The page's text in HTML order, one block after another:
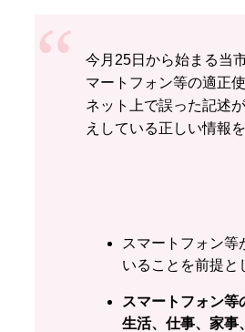
今月25日から始まる当
マートフォン等の適正
ネット上で誤った記述
えしている正しい情報
スマートフォン等
いることを前提と
スマートフォン等
生活、仕事、家事